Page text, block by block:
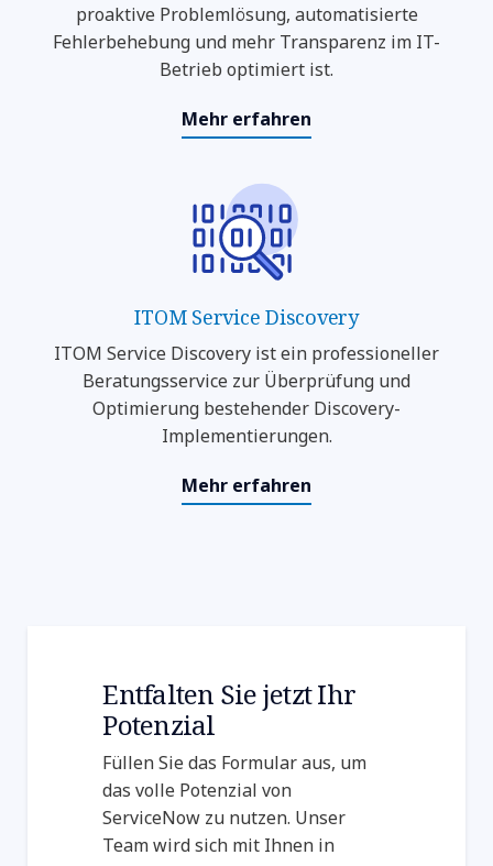
proaktive Problemlösung, automatisierte
Fehlerbehebung und mehr Transparenz im IT-
Betrieb optimiert ist.
Mehr erfahren
ITOM Service Discovery
ITOM Service Discovery ist ein professioneller
Beratungsservice zur Überprüfung und
Optimierung bestehender Discovery-
Implementierungen.
Mehr erfahren
Entfalten Sie jetzt Ihr
Potenzial
Füllen Sie das Formular aus, um
das volle Potenzial von
ServiceNow zu nutzen. Unser
Team wird sich mit Ihnen in